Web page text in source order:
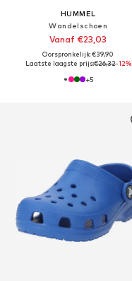
HUMMEL
Wandelschoen
Vanaf €23,03
Oorspronkelijk: €39,90
Laatste laagste prijs:€26,32-12%
+5